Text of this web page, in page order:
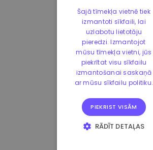
Šajā tīmekļa vietnē tiek
izmantoti sīkfaili, lai
uzlabotu lietotāju
pieredzi. Izmantojot
mūsu tīmekļa vietni, jūs
piekrītat visu sīkfailu
izmantošanai saskaņā
ar mūsu sīkfailu politiku.
PIEKRIST VISĀM
RĀDĪT DETAĻAS